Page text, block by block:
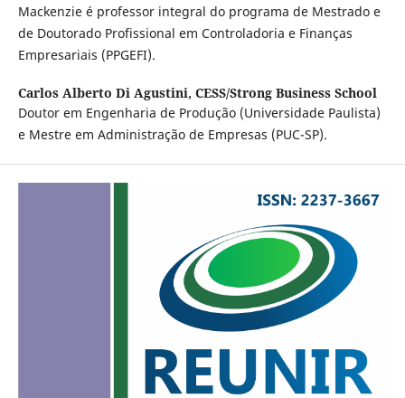
Mackenzie é professor integral do programa de Mestrado e
de Doutorado Profissional em Controladoria e Finanças
Empresariais (PPGEFI).
Carlos Alberto Di Agustini, CESS/Strong Business School
Doutor em Engenharia de Produção (Universidade Paulista)
e Mestre em Administração de Empresas (PUC-SP).